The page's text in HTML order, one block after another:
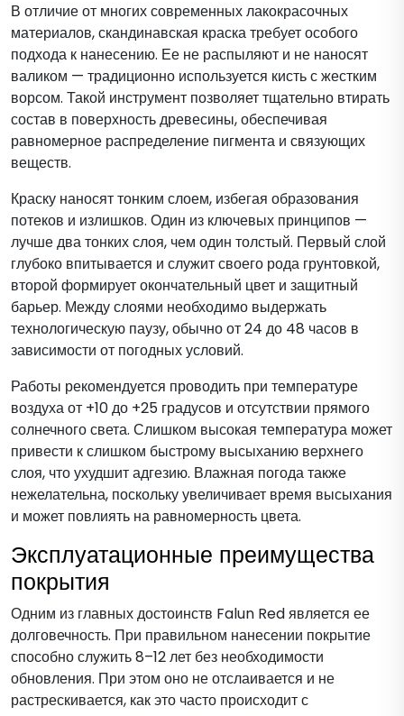
В отличие от многих современных лакокрасочных
материалов, скандинавская краска требует особого
подхода к нанесению. Ее не распыляют и не наносят
валиком — традиционно используется кисть с жестким
ворсом. Такой инструмент позволяет тщательно втирать
состав в поверхность древесины, обеспечивая
равномерное распределение пигмента и связующих
веществ.
Краску наносят тонким слоем, избегая образования
потеков и излишков. Один из ключевых принципов —
лучше два тонких слоя, чем один толстый. Первый слой
глубоко впитывается и служит своего рода грунтовкой,
второй формирует окончательный цвет и защитный
барьер. Между слоями необходимо выдержать
технологическую паузу, обычно от 24 до 48 часов в
зависимости от погодных условий.
Работы рекомендуется проводить при температуре
воздуха от +10 до +25 градусов и отсутствии прямого
солнечного света. Слишком высокая температура может
привести к слишком быстрому высыханию верхнего
слоя, что ухудшит адгезию. Влажная погода также
нежелательна, поскольку увеличивает время высыхания
и может повлиять на равномерность цвета.
Эксплуатационные преимущества
покрытия
Одним из главных достоинств Falun Red является ее
долговечность. При правильном нанесении покрытие
способно служить 8–12 лет без необходимости
обновления. При этом оно не отслаивается и не
растрескивается, как это часто происходит с